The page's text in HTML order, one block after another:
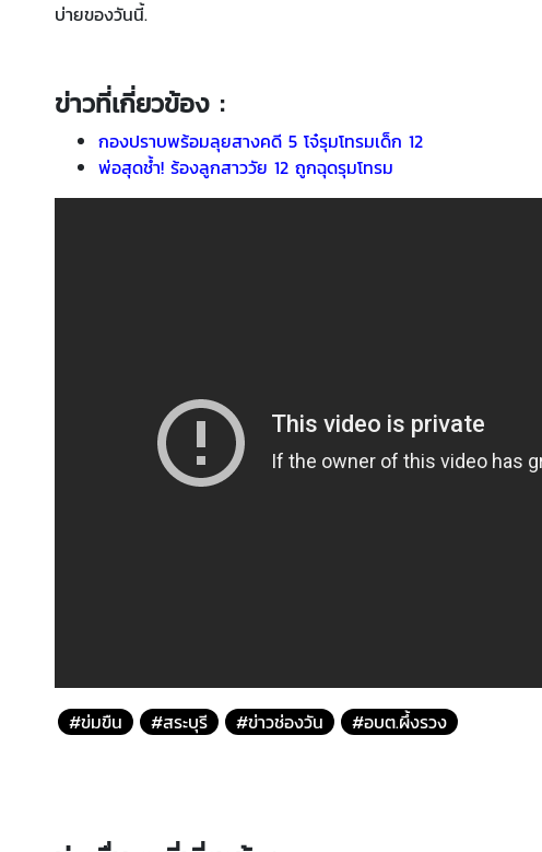
บ่ายของวันนี้.
ข่าวที่เกี่ยวข้อง :
กองปราบพร้อมลุยสางคดี 5 โจ๋รุมโทรมเด็ก 12
พ่อสุดช้ำ! ร้องลูกสาววัย 12 ถูกฉุดรุมโทรม
#ข่มขืน #สระบุรี #ข่าวช่องวัน #อบต.ผึ้งรวง